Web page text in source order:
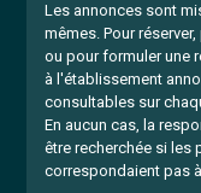
Les annonces sont
mêmes. Pour
ou pour formuler une
à l'établissement
consultables sur
En aucun cas, la
être recherchée si les
correspondaient pas